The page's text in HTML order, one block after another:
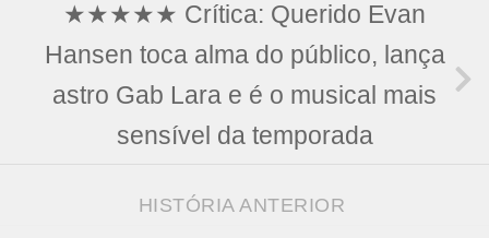
★★★★★ Crítica: Querido Evan
Hansen toca alma do público, lança
astro Gab Lara e é o musical mais
sensível da temporada
HISTÓRIA ANTERIOR